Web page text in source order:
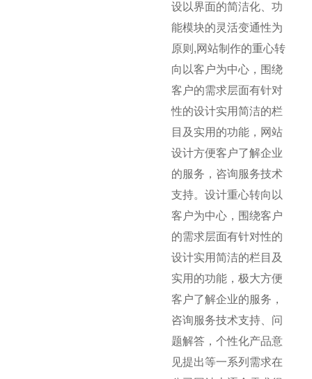
设以界面的简洁化、功
能模块的灵活变通性为
原则,网站制作的重心转
向以客户为中心，围绕
客户的需求层面有针对
性的设计实用简洁的栏
目及实用的功能，网站
设计方便客户了解企业
的服务，咨询服务技术
支持。设计重心转向以
客户为中心，围绕客户
的需求层面有针对性的
设计实用简洁的栏目及
实用的功能，极大方便
客户了解企业的服务，
咨询服务技术支持、问
题解答，个性化产品意
见提出等一系列需求在